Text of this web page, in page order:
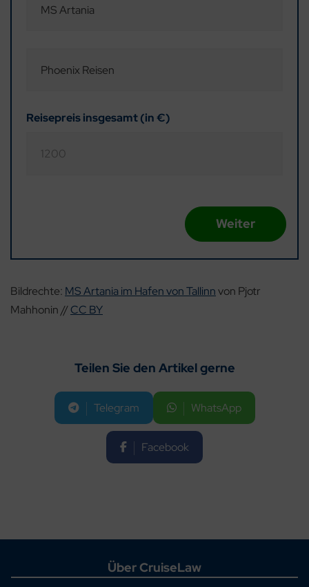
Reisepreis insgesamt (in €)
Bildrechte: MS Artania im Hafen von Tallinnvon Pjotr
Mahhonin //CC BY
Teilen Sie den Artikel gerne
Telegram WhatsApp
Facebook
Über CruiseLaw